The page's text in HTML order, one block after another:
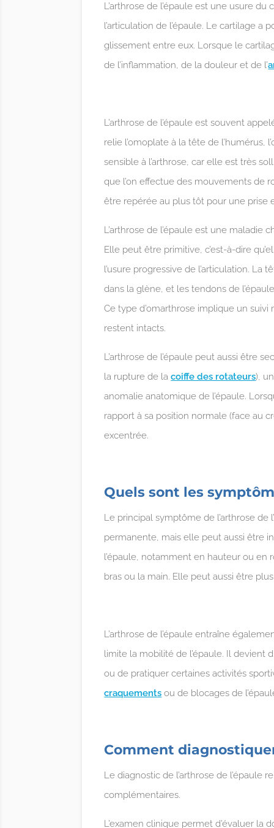
L’arthrose de l’épaule est une usure
l’articulation de l’épaule. Le cartilage
glissement entre eux. Lorsque le
de l’inflammation, de la douleur et de l’
L’arthrose de l’épaule est souvent
relie l’omoplate à la tête de l’humérus,
sensible à l’arthrose, car elle est très
que l’on effectue des mouvements de
être repérée au plus tôt pour une prise
L’arthrose de l’épaule est une
Elle peut être primitive, c’est-à-dire
l’usure progressive de l’articulation.
dans la glène, et les tendons de
Ce type d’omarthrose implique un suivi
restent intacts.
L’arthrose de l’épaule peut aussi être
la rupture de lacoiffe des rotateurs),
anomalie anatomique de l’épaule.
rapport à sa position normale (face au
excentrée.
Quels sont les
Le principal symptôme de l’arthrose
permanente, mais elle peut aussi être
l’épaule, notamment en hauteur ou en
bras ou la main. Elle peut aussi être
L’arthrose de l’épaule entraîne
limite la mobilité de l’épaule. Il devient
ou de pratiquer certaines activités
craquements ou de blocages de
Comment
Le diagnostic de l’arthrose de l’épaule
complémentaires.
L’examen clinique permet d’évaluer la